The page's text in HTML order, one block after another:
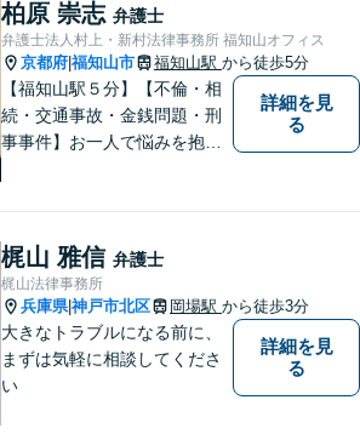
柏原 崇志 弁護士
弁護士法人村上・新村法律事務所 福知山オフィス
京都府 福知山市 福知山駅 から徒歩5分
【福知山駅５分】【不倫・相
続・交通事故・金銭問題・刑
事事件】お一人で悩みを抱え
詳細を見
る
梶山 雅信 弁護士
梶山法律事務所
兵庫県|神戸市北区 岡場駅 から徒歩3分
大きなトラブルになる前に、
まずは気軽に相談してくださ
い
詳細を見
る